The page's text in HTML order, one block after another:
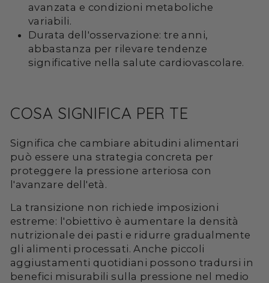
avanzata e condizioni metaboliche
variabili.
Durata dell'osservazione: tre anni,
abbastanza per rilevare tendenze
significative nella salute cardiovascolare.
COSA SIGNIFICA PER TE
Significa che cambiare abitudini alimentari
può essere una strategia concreta per
proteggere la pressione arteriosa con
l'avanzare dell'età.
La transizione non richiede imposizioni
estreme: l'obiettivo è aumentare la densità
nutrizionale dei pasti e ridurre gradualmente
gli alimenti processati. Anche piccoli
aggiustamenti quotidiani possono tradursi in
benefici misurabili sulla pressione nel medio